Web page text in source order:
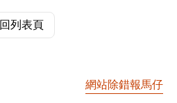
回列表頁
網站除錯報馬仔